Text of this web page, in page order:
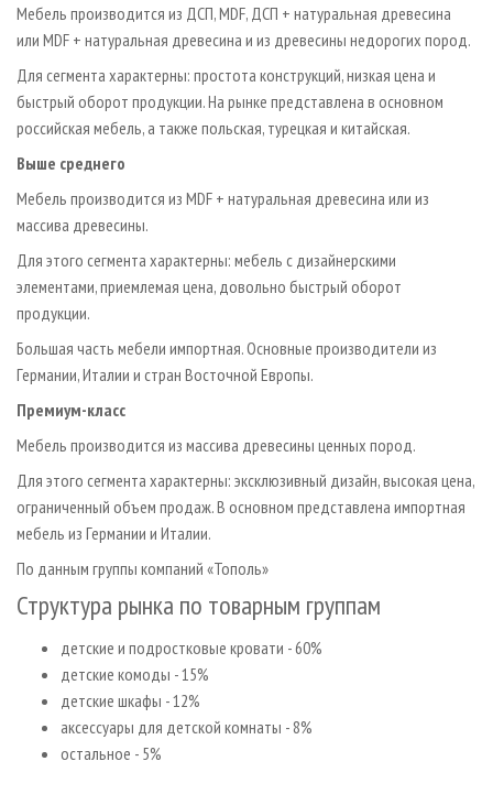
Мебель производится из ДСП, MDF, ДСП + натуральная древесина
или MDF + натуральная древесина и из древесины недорогих пород.
Для сегмента характерны: простота конструкций, низкая цена и
быстрый оборот продукции. На рынке представлена в основном
российская мебель, а также польская, турецкая и китайская.
Выше среднего
Мебель производится из MDF + натуральная древесина или из
массива древесины.
Для этого сегмента характерны: мебель с дизайнерскими
элементами, приемлемая цена, довольно быстрый оборот
продукции.
Большая часть мебели импортная. Основные производители из
Германии, Италии и стран Восточной Европы.
Премиум-класс
Мебель производится из массива древесины ценных пород.
Для этого сегмента характерны: эксклюзивный дизайн, высокая цена,
ограниченный объем продаж. В основном представлена импортная
мебель из Германии и Италии.
По данным группы компаний «Тополь»
Структура рынка по товарным группам
детские и подростковые кровати - 60%
детские комоды - 15%
детские шкафы - 12%
аксессуары для детской комнаты - 8%
остальное - 5%